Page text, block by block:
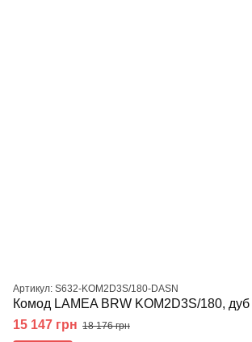
Артикул: S632-KOM2D3S/180-DASN
Комод LAMEA BRW KOM2D3S/180, дуб
15 147 грн 18 176 грн